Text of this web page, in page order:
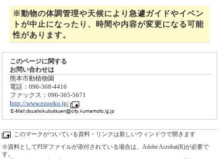
※動物の体調管理や天候により急遽ガイドやイベン
トが中止になったり、時間や内容が変更になる可能
性があります。
このページに関する
お問い合わせは
熊本市動植物園
電話：096-368-4416
ファックス：096-365-5671
http://www.ezooko.jp/
このマークがついている資料・リンクは新しいウィンドウで開きます
※資料としてPDFファイルが添付されている場合は、Adobe Acrobat(R)が必要で
す。